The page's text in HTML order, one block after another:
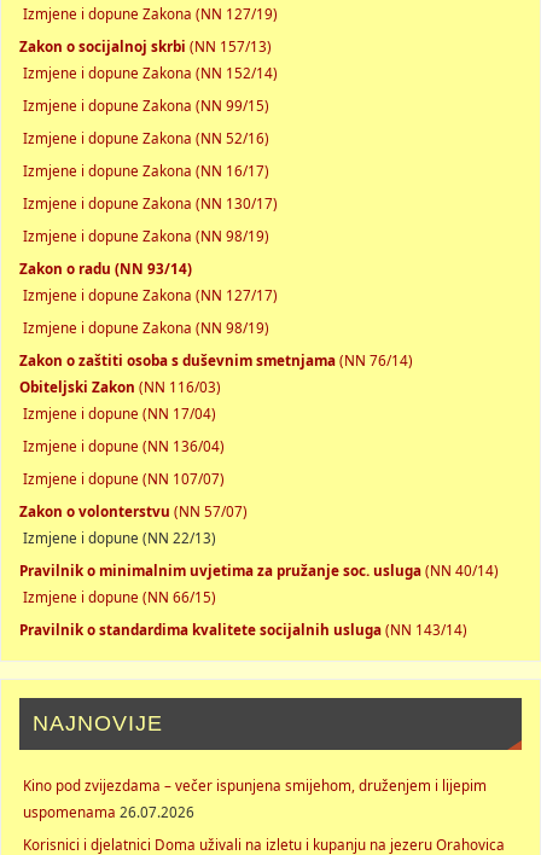
Izmjene i dopune Zakona (NN 127/19)
Zakon o socijalnoj skrbi (NN 157/13)
Izmjene i dopune Zakona (NN 152/14)
Izmjene i dopune Zakona (NN 99/15)
Izmjene i dopune Zakona (NN 52/16)
Izmjene i dopune Zakona (NN 16/17)
Izmjene i dopune Zakona (NN 130/17)
Izmjene i dopune Zakona (NN 98/19)
Zakon o radu (NN 93/14)
Izmjene i dopune Zakona (NN 127/17)
Izmjene i dopune Zakona (NN 98/19)
Zakon o zaštiti osoba s duševnim smetnjama(NN 76/14)
Obiteljski Zakon (NN 116/03)
Izmjene i dopune (NN 17/04)
Izmjene i dopune (NN 136/04)
Izmjene i dopune (NN 107/07)
Zakon o volonterstvu (NN 57/07)
Izmjene i dopune (NN 22/13)
Pravilnik o minimalnim uvjetima za pružanje soc. usluga(NN 40/14)
Izmjene i dopune (NN 66/15)
Pravilnik o standardima kvalitete socijalnih usluga(NN 143/14)
NAJNOVIJE
Kino pod zvijezdama – večer ispunjena smijehom, druženjem i lijepim
uspomenama 26.07.2026
Korisnici i djelatnici Doma uživali na izletu i kupanju na jezeru Orahovica